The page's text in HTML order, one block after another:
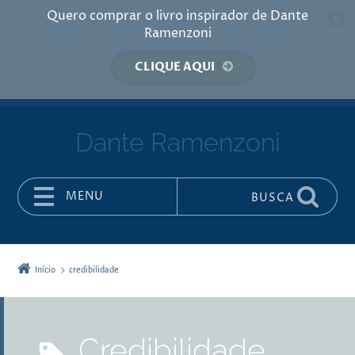
Quero comprar o livro inspirador de Dante
Ramenzoni
CLIQUE AQUI
Dante Ramenzoni
MENU BUSCA
Início credibilidade